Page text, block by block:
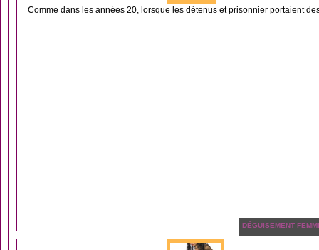
Comme dans les années 20, lorsque les détenus et prisonnier portaient
DÉGUISEMENT